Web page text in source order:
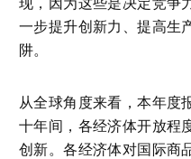
一步提升创新力、提高生
阱。
从全球角度来看，本年度
十年间，各经济体开放程
创新。各经济体对国际商